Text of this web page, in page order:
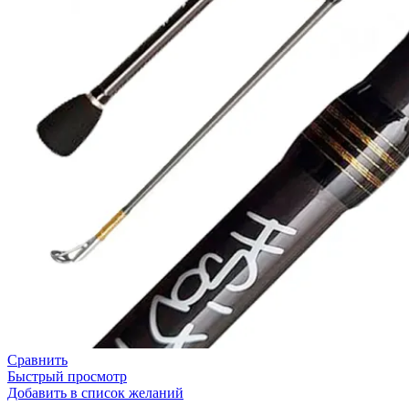
Сравнить
Быстрый просмотр
Добавить в список желаний